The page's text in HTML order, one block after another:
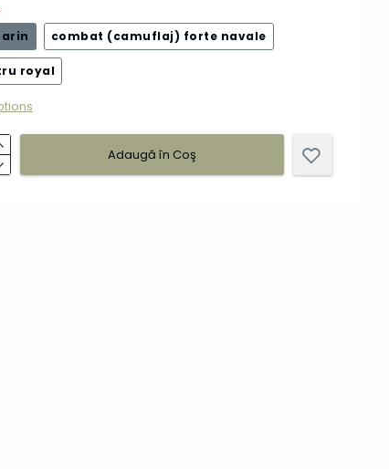
combat (camuflaj) forte navale
royal
Adaugă în Coş